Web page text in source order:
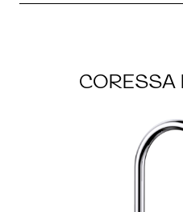
CORESSA